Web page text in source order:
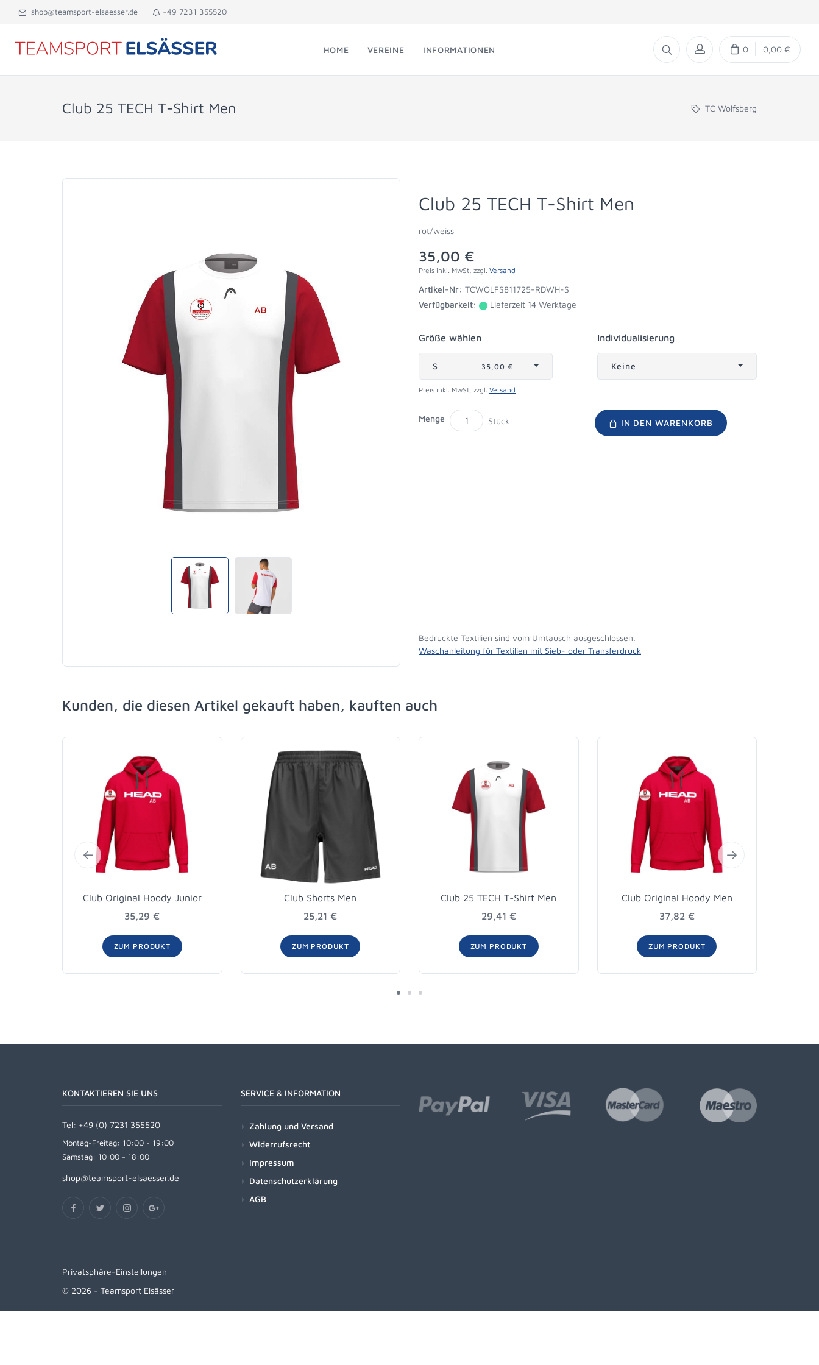
shop@teamsport-elsaesser.de +49 7231 355520
HOME VEREINE INFORMATIONEN 0 0,00 €
Club 25 TECH T-Shirt Men TC Wolfsberg
Club 25 TECH T-Shirt Men
rot/weiss
35,00 €
Preis inkl. MwSt, zzgl. Versand
Artikel-Nr: TCWOLFS811725-RDWH-S
Verfügbarkeit:
Lieferzeit 14 Werktage
Größe wählen
S 35,00 €
Preis inkl. MwSt, zzgl. Versand
Individualisierung
Keine
Menge Stück IN DEN WARENKORB
Bedruckte Textilien sind vom Umtausch ausgeschlossen.
Waschanleitung für Textilien mit Sieb- oder Transferdruck
Kunden, die diesen Artikel gekauft haben, kauften auch
Club Original Hoody Junior
35,29 €
ZUM PRODUKT
Club Shorts Men
25,21 €
ZUM PRODUKT
Club 25 TECH T-Shirt Men
29,41 €
ZUM PRODUKT
Club Original Hoody Men
37,82 €
ZUM PRODUKT
KONTAKTIEREN SIE UNS
Tel: +49 (0) 7231 355520
Montag-Freitag: 10:00 - 19:00
Samstag: 10:00 - 18:00
shop@teamsport-elsaesser.de
SERVICE & INFORMATION
Zahlung und Versand
Widerrufsrecht
Impressum
Datenschutzerklärung
AGB
Privatsphäre-Einstellungen
© 2026 - Teamsport Elsässer